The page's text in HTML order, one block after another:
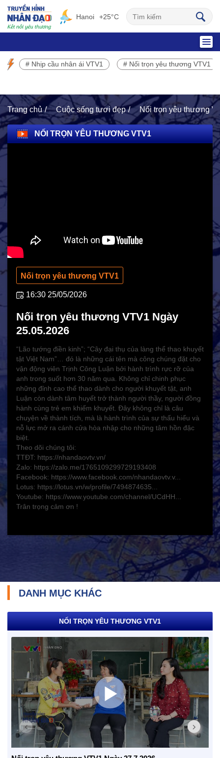
Hanoi +25°C
SỰ KIỆN NỔI BẬT
Hoạt động Chữ Thập đỏ
Hoạt động nhân đạo cả nước
CHÍNH SÁCH AN SINH
Giảm nghèo bền vững
Xây dựng Nông thôn mới
Bảo hiểm xã hội - Bảo hiểm y tế
Y tế và sức khỏe
Doanh nghiệp - Doanh nhân
Mô hình tiêu biểu
# Nhịp cầu nhân ái VTV1 # Nối trọn yêu thương VTV1
Trang chủ Cuộc sống tươi đẹp Nối trọn yêu thương
NỐI TRỌN YÊU THƯƠNG VTV1
Nối trọn yêu thương VTV1
16:30 25/05/2026
Nối trọn yêu thương VTV1 Ngày
25.05.2026
“Lão tướng điền kinh”; “Cây đại thụ của làng thể thao khuyết
tật Việt Nam”… đó là những cái tên mà công chúng đặt cho
vận động viên Trịnh Công Luận bởi hành trình rực rỡ của
anh trong suốt hơn 30 năm qua. Không chỉ chinh phục
những đỉnh cao thể thao dành cho người khuyết tật, anh
Luận còn dành tâm huyết trở thành người thầy, người đồng
hành cùng trẻ em khiếm khuyết. Đây không chỉ là câu
chuyện về thành tích, mà là hành trình của sự thấu hiểu và
nỗ lực mở ra cánh cửa hòa nhập cho những tâm hồn đặc
biệt.
Theo dõi chúng tôi:
TTĐT: https://nhandaovtv.vn/
Zalo: https://zalo.me/1765109299729193408
Facebook: https://www.facebook.com/nhandaovtv.v...
Lotus: https://lotus.vn/w/profile/7494874635...
Youtube: https://www.youtube.com/channel/UCdHH...
Trân trọng cảm ơn !
DANH MỤC KHÁC
NỐI TRỌN YÊU THƯƠNG VTV1